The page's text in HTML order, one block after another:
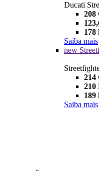
Ducati
208
178
Saiba mais
new
214
210
189
Saiba mais